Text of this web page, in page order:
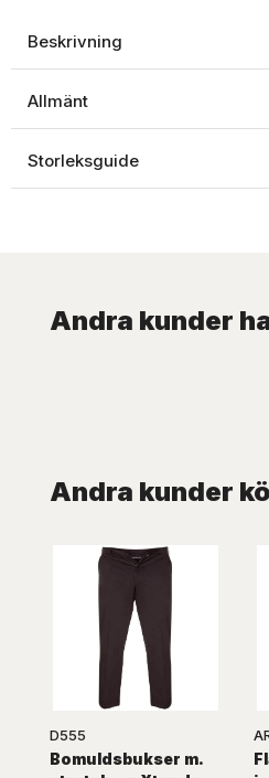
Beskrivning
Allmänt
Storleksguide
Andra kunder
Andra kunder
D555
Bomuldsbukser m.